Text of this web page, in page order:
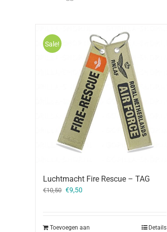
Sale!
Luchtmacht Fire Rescue – TAG
€10,50 Oorspronkelijke
€9,50
Toevoegen aan
Details